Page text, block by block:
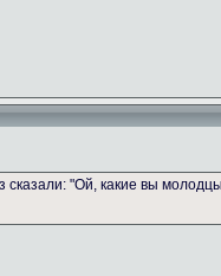
сказали: "Ой, какие вы